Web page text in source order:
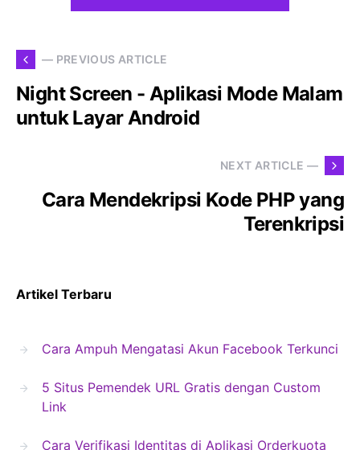
— PREVIOUS ARTICLE
Night Screen - Aplikasi Mode Malam
untuk Layar Android
NEXT ARTICLE —
Cara Mendekripsi Kode PHP yang
Terenkripsi
Artikel Terbaru
Cara Ampuh Mengatasi Akun Facebook Terkunci
5 Situs Pemendek URL Gratis dengan Custom
Link
Cara Verifikasi Identitas di Aplikasi Orderkuota